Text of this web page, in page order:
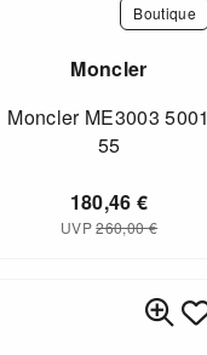
Boutique
Moncler
Moncler ME3003 5001
55
180,46€
UVP260,00€